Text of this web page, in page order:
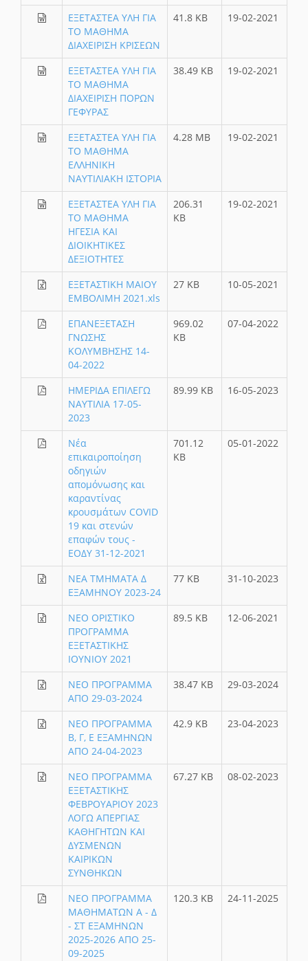
ΕΞΕΤΑΣΤΕΑ ΥΛΗ ΓΙΑ
ΤΟ ΜΑΘΗΜΑ
ΔΙΑΧΕΙΡΙΣΗ ΚΡΙΣΕΩΝ
41.8 KB 19-02-2021
ΕΞΕΤΑΣΤΕΑ ΥΛΗ ΓΙΑ
ΤΟ ΜΑΘΗΜΑ
ΔΙΑΧΕΙΡΙΣΗ ΠΟΡΩΝ
ΓΕΦΥΡΑΣ
38.49 KB 19-02-2021
ΕΞΕΤΑΣΤΕΑ ΥΛΗ ΓΙΑ
ΤΟ ΜΑΘΗΜΑ
ΕΛΛΗΝΙΚΗ
ΝΑΥΤΙΛΙΑΚΗ ΙΣΤΟΡΙΑ
4.28 MB 19-02-2021
ΕΞΕΤΑΣΤΕΑ ΥΛΗ ΓΙΑ
ΤΟ ΜΑΘΗΜΑ
ΗΓΕΣΙΑ ΚΑΙ
ΔΙΟΙΚΗΤΙΚΕΣ
ΔΕΞΙΟΤΗΤΕΣ
206.31
KB
19-02-2021
ΕΞΕΤΑΣΤΙΚΗ ΜΑΙΟΥ
ΕΜΒΟΛΙΜΗ 2021.xls
27 KB 10-05-2021
ΕΠΑΝΕΞΕΤΑΣΗ
ΓΝΩΣΗΣ
ΚΟΛΥΜΒΗΣΗΣ 14-
04-2022
969.02
KB
07-04-2022
ΗΜΕΡΙΔΑ ΕΠΙΛΕΓΩ
ΝΑΥΤΙΛΙΑ 17-05-
2023
89.99 KB 16-05-2023
Νέα
επικαιροποίηση
οδηγιών
απομόνωσης και
καραντίνας
κρουσμάτων COVID
19 και στενών
επαφών τους -
ΕΟΔΥ 31-12-2021
701.12
KB
05-01-2022
ΝΕΑ ΤΜΗΜΑΤΑ Δ
ΕΞΑΜΗΝΟΥ 2023-24
77 KB 31-10-2023
ΝΕΟ ΟΡΙΣΤΙΚΟ
ΠΡΟΓΡΑΜΜΑ
ΕΞΕΤΑΣΤΙΚΗΣ
ΙΟΥΝΙΟΥ 2021
89.5 KB 12-06-2021
ΝΕΟ ΠΡΟΓΡΑΜΜΑ
ΑΠΟ 29-03-2024
38.47 KB 29-03-2024
ΝΕΟ ΠΡΟΓΡΑΜΜΑ
Β, Γ, Ε ΕΞΑΜΗΝΩΝ
ΑΠΟ 24-04-2023
42.9 KB 23-04-2023
ΝΕΟ ΠΡΟΓΡΑΜΜΑ
ΕΞΕΤΑΣΤΙΚΗΣ
ΦΕΒΡΟΥΑΡΙΟΥ 2023
ΛΟΓΩ ΑΠΕΡΓΙΑΣ
ΚΑΘΗΓΗΤΩΝ ΚΑΙ
ΔΥΣΜΕΝΩΝ
ΚΑΙΡΙΚΩΝ
ΣΥΝΘΗΚΩΝ
67.27 KB 08-02-2023
ΝΕΟ ΠΡΟΓΡΑΜΜΑ
ΜΑΘΗΜΑΤΩΝ Α - Δ
- ΣΤ ΕΞΑΜΗΝΩΝ
2025-2026 ΑΠΟ 25-
09-2025
120.3 KB 24-11-2025